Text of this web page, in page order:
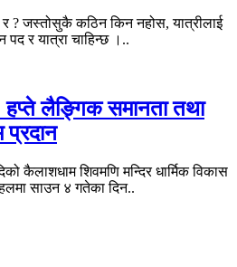
र ? जस्तोसुकै कठिन किन नहोस, यात्रीलाई
पद र यात्रा चाहिन्छ ।..
हप्ते लैङ्गिक समानता तथा
प्रदान
कैलाशधाम शिवमणि मन्दिर धार्मिक विकास
साउन ४ गतेका दिन..